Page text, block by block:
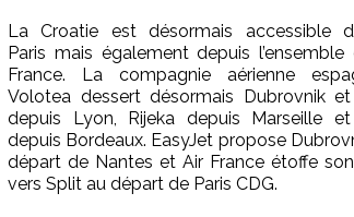
La Croatie est désormais accessible
Paris mais également depuis
France. La compagnie aérienne
Volotea dessert désormais Dubrovnik
depuis Lyon, Rijeka depuis Marseille
depuis Bordeaux. EasyJet propose
départ de Nantes et Air France étoffe
vers Split au départ de Paris CDG.